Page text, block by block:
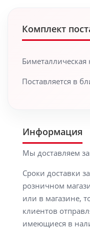
Комплект
Поставляется в
Информация
Мы доставляем
Сроки доставки
розничном
или в магазине,
клиентов
имеющиеся в